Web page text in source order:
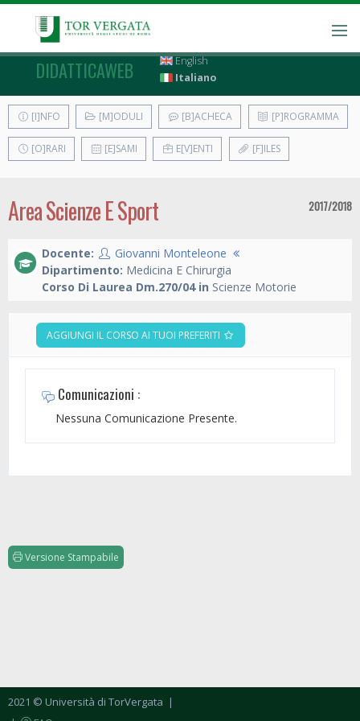
DIDATTICAWEB
English
Italiano
[I]NFO [M]ODULI [B]ACHECA [P]ROGRAMMA
[O]RARI [E]SAMI E[V]ENTI [F]ILES
Area Scienze E Sport 2017/2018
Docente:
Giovanni Monteleone
Dipartimento: Medicina E Chirurgia
Corso Di Laurea Dm.270/04 in Scienze Motorie
AGGIUNGI IL CORSO AI TUOI PREFERITI
Comunicazioni :
Nessuna Comunicazione Presente.
Versione Stampabile
2021 © Università di TorVergata |